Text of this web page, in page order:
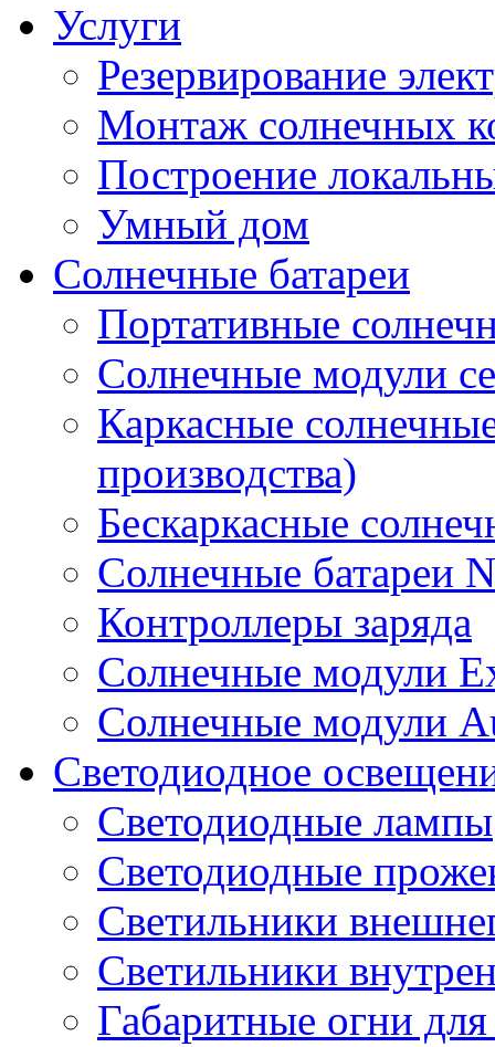
Услуги
Резервирование
Монтаж солнечных
Построение
Умный дом
Солнечные батареи
Портативные
Солнечные модули
Каркасные
производства)
Бескаркасные
Солнечные батареи
Контроллеры заряда
Солнечные модули
Солнечные модули
Светодиодное
Светодиодные лампы
Светодиодные
Светильники
Светильники
Габаритные огни